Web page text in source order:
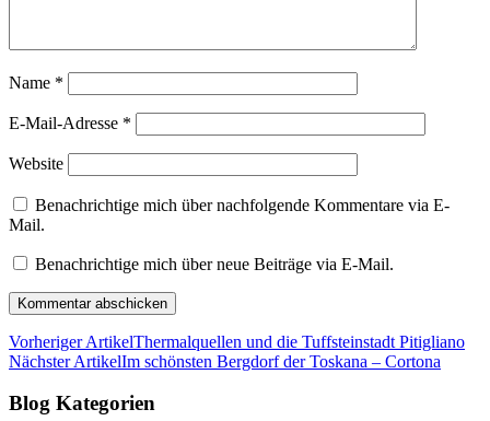
Name *
E-Mail-Adresse *
Website
Benachrichtige mich über nachfolgende Kommentare via E-
Mail.
Benachrichtige mich über neue Beiträge via E-Mail.
Vorheriger ArtikelThermalquellen und die Tuffsteinstadt Pitigliano
Nächster ArtikelIm schönsten Bergdorf der Toskana – Cortona
Blog Kategorien